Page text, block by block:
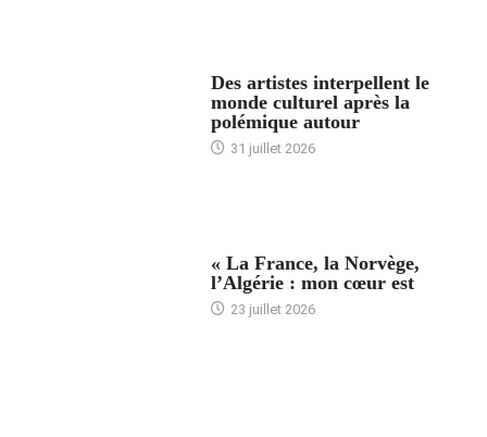
Des artistes interpellent le
monde culturel après la
polémique autour
31 juillet 2026
« La France, la Norvège,
l’Algérie : mon cœur est
23 juillet 2026